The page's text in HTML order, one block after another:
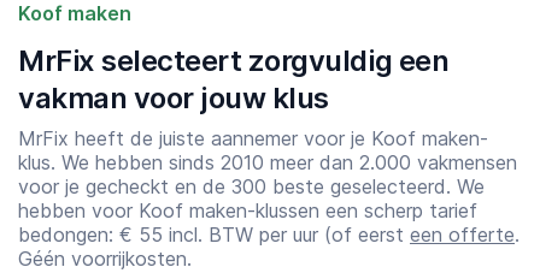
Koof maken
MrFix selecteert zorgvuldig een
vakman voor jouw klus
MrFix heeft de juiste aannemer voor je Koof maken-
klus. We hebben sinds 2010 meer dan 2.000 vakmensen
voor je gecheckt en de 300 beste geselecteerd. We
hebben voor Koof maken-klussen een scherp tarief
bedongen: € 55 incl. BTW per uur (of eerst een offerte.
Géén voorrijkosten.